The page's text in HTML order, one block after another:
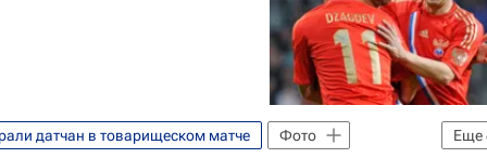
Еще
датчан в товарищеском матче
Фото